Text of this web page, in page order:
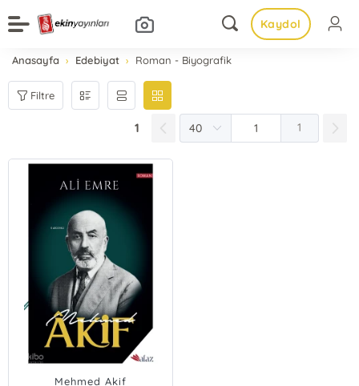
Kaydol
Anasayfa Edebiyat Roman - Biyografik
Filtre
1 1
Mehmed Akif